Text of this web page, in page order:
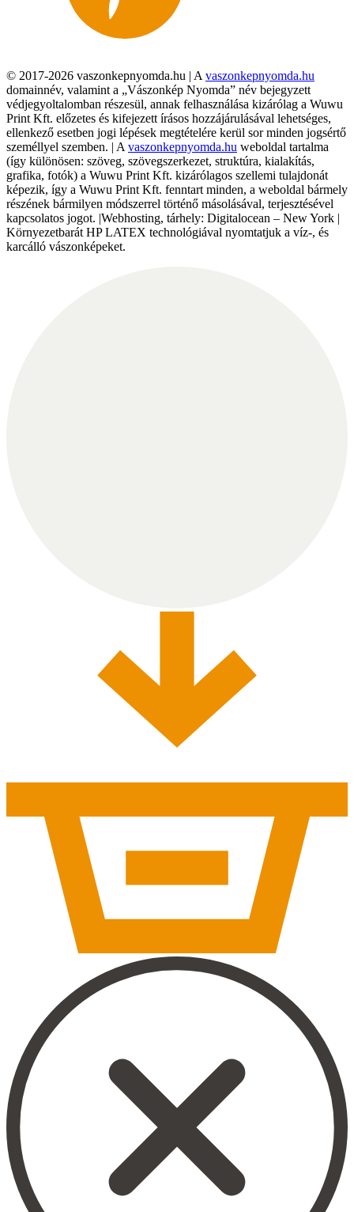
© 2017-2026 vaszonkepnyomda.hu | A vaszonkepnyomda.hu
domainnév, valamint a „Vászonkép Nyomda” név bejegyzett
védjegyoltalomban részesül, annak felhasználása kizárólag a Wuwu
Print Kft. előzetes és kifejezett írásos hozzájárulásával lehetséges,
ellenkező esetben jogi lépések megtételére kerül sor minden jogsértő
személlyel szemben. | A vaszonkepnyomda.hu weboldal tartalma
(így különösen: szöveg, szövegszerkezet, struktúra, kialakítás,
grafika, fotók) a Wuwu Print Kft. kizárólagos szellemi tulajdonát
képezik, így a Wuwu Print Kft. fenntart minden, a weboldal bármely
részének bármilyen módszerrel történő másolásával, terjesztésével
kapcsolatos jogot. |Webhosting, tárhely: Digitalocean – New York |
Környezetbarát HP LATEX technológiával nyomtatjuk a víz-, és
karcálló vászonképeket.